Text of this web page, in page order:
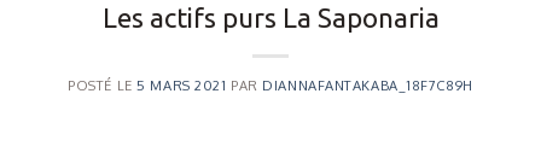
Les actifs purs La Saponaria
POSTÉ LE 5 MARS 2021 PAR DIANNAFANTAKABA_18F7C89H